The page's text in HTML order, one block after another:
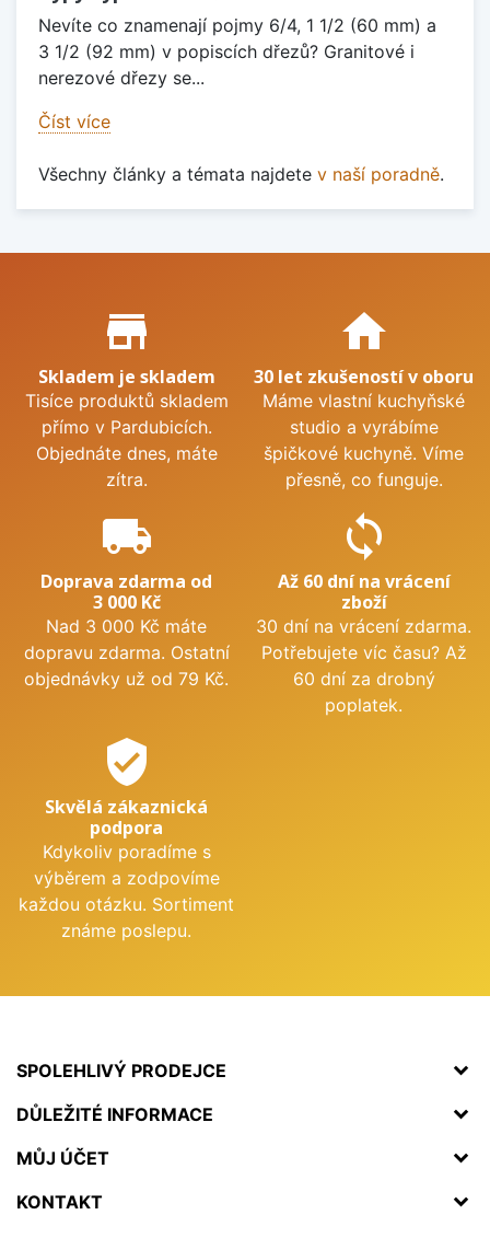
Nevíte co znamenají pojmy 6/4, 1 1/2 (60 mm) a
3 1/2 (92 mm) v popiscích dřezů? Granitové i
nerezové dřezy se...
Číst více
Všechny články a témata najdete v naší poradně.
Proč nakupovat u nás?
store_mall_directory
Skladem je skladem
Tisíce produktů skladem
přímo v Pardubicích.
Objednáte dnes, máte
zítra.
home
30 let zkušeností v oboru
Máme vlastní kuchyňské
studio a vyrábíme
špičkové kuchyně. Víme
přesně, co funguje.
local_shipping
Doprava zdarma od
3 000 Kč
Nad 3 000 Kč máte
dopravu zdarma. Ostatní
objednávky už od 79 Kč.
sync
Až 60 dní na vrácení
zboží
30 dní na vrácení zdarma.
Potřebujete víc času? Až
60 dní za drobný
poplatek.
verified_user
Skvělá zákaznická
podpora
Kdykoliv poradíme s
výběrem a zodpovíme
každou otázku. Sortiment
známe poslepu.
SPOLEHLIVÝ PRODEJCE
DŮLEŽITÉ INFORMACE
MŮJ ÚČET
KONTAKT